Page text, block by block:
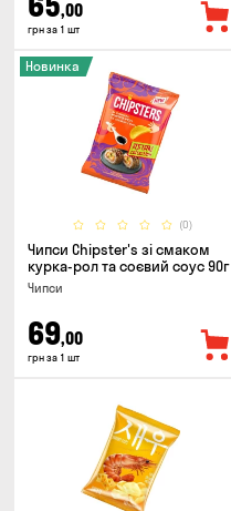
,00
грн за 1 шт
(0)
Новинка
Чипси Chipster's зі смаком
курка-рол та соєвий соус 90г
Чипси
69,00
грн за 1 шт